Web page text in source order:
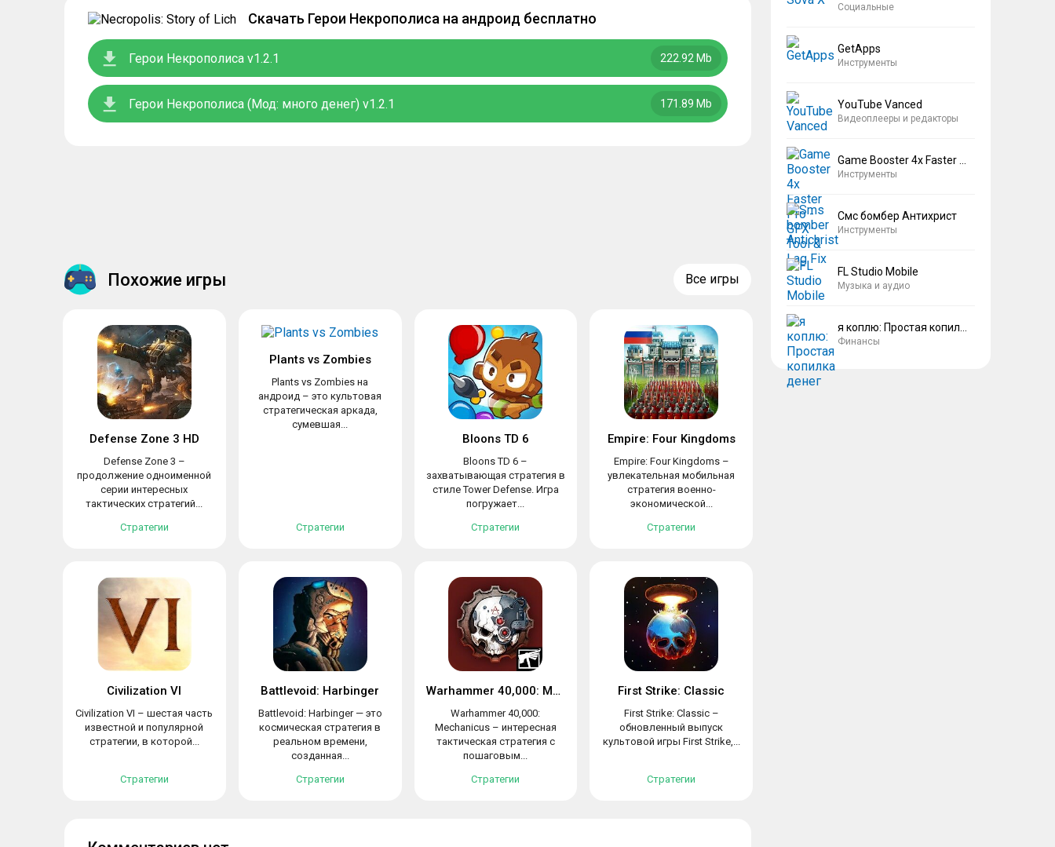
Скачать Герои Некрополиса на андроид бесплатно
Герои Некрополиса v1.2.1 222.92 Mb
Герои Некрополиса (Мод: много денег) v1.2.1 171.89 Mb
Похожие игры Все игры
Defense Zone 3 HD
Defense Zone 3 –
продолжение одноименной
серии интересных
тактических стратегий...
Стратегии
Plants vs Zombies
Plants vs Zombies на
андроид – это культовая
стратегическая аркада,
сумевшая...
Стратегии
Bloons TD 6
Bloons TD 6 –
захватывающая стратегия в
стиле Tower Defense. Игра
погружает...
Стратегии
Empire: Four Kingdoms
Empire: Four Kingdoms –
увлекательная мобильная
стратегия военно-
экономической...
Стратегии
Civilization VI
Civilization VI – шестая часть
известной и популярной
стратегии, в которой...
Стратегии
Battlevoid: Harbinger
Battlevoid: Harbinger — это
космическая стратегия в
реальном времени,
созданная...
Стратегии
Warhammer 40,000: Mechanicus
Warhammer 40,000:
Mechanicus – интересная
тактическая стратегия с
пошаговым...
Стратегии
First Strike: Classic
First Strike: Classic –
обновленный выпуск
культовой игры First Strike,...
Стратегии
Социальные
GetApps
Инструменты
YouTube Vanced
Видеоплееры и редакторы
Инструменты
Смс бомбер Антихрист
Инструменты
FL Studio Mobile
Музыка и аудио
Финансы